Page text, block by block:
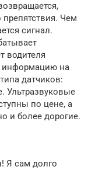
Чем
сигнал.
водителя
информацию на
датчиков:
Ультразвуковые
по цене, а
и более дорогие.
Я сам долго